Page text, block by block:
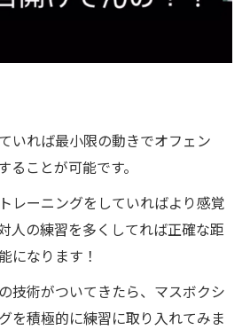
いれば最小限の動きでオフェン
ることが可能です。
レーニングをしていればより感覚
人の練習を多くしてれば正確な距
になります！
技術がついてきたら、マスボクシ
を積極的に練習に取り入れてみま